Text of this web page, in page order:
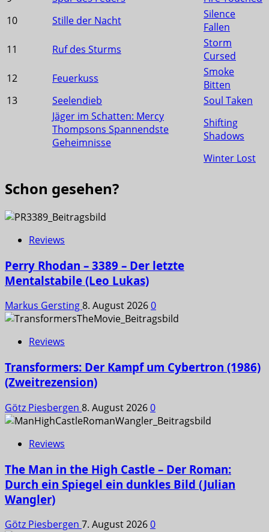
10
Stille der Nacht
Silence
Fallen
11
Ruf des Sturms
Storm
Cursed
12
Feuerkuss
Smoke
Bitten
13
Seelendieb
Soul Taken
Jäger im Schatten: Mercy
Thompsons Spannendste
Geheimnisse
Shifting
Shadows
Winter Lost
Schon gesehen?
Reviews
Perry Rhodan – 3389 – Der letzte
Mentalstabile (Leo Lukas)
Markus Gersting8. August 20260
Reviews
Transformers: Der Kampf um Cybertron (1986)
(Zweitrezension)
Götz Piesbergen 8. August 20260
Reviews
The Man in the High Castle – Der Roman:
Durch ein Spiegel ein dunkles Bild (Julian
Wangler)
Götz Piesbergen 7. August 20260